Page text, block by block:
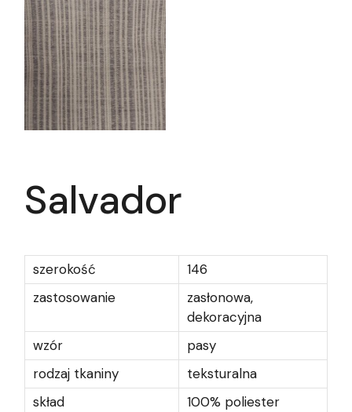
Salvador
szerokość
146
zastosowanie
zasłonowa,
dekoracyjna
wzór
pasy
rodzaj tkaniny
teksturalna
skład
100% poliester